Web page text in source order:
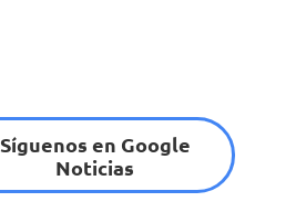
Síguenos en Google
Noticias